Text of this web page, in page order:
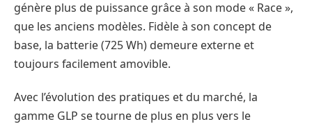
génère plus de puissance grâce à son mode « Race »,
que les anciens modèles. Fidèle à son concept de
base, la batterie (725 Wh) demeure externe et
toujours facilement amovible.
Avec l’évolution des pratiques et du marché, la
gamme GLP se tourne de plus en plus vers le